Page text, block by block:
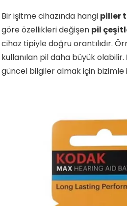
Bir işitme cihazında hangi piller
göre özellikleri değişen pil
cihaz tipiyle doğru orantılıdır.
kullanılan pil daha büyük olabilir.
güncel bilgiler almak için bizimle